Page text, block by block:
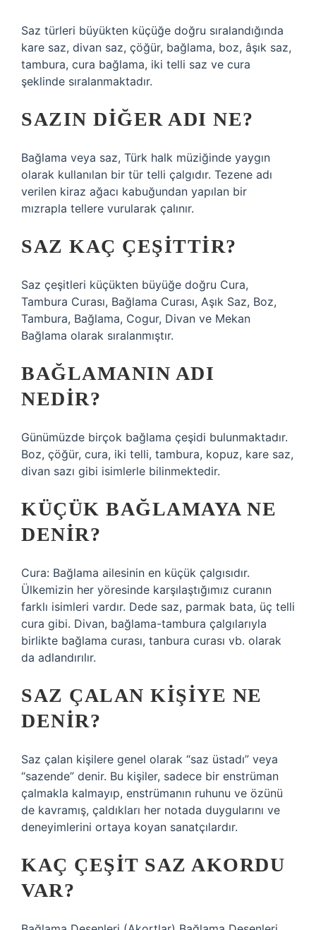
Saz türleri büyükten küçüğe doğru sıralandığında
kare saz, divan saz, çöğür, bağlama, boz, âşık saz,
tambura, cura bağlama, iki telli saz ve cura
şeklinde sıralanmaktadır.
SAZIN DIĞER ADI NE?
Bağlama veya saz, Türk halk müziğinde yaygın
olarak kullanılan bir tür telli çalgıdır. Tezene adı
verilen kiraz ağacı kabuğundan yapılan bir
mızrapla tellere vurularak çalınır.
SAZ KAÇ ÇEŞITTIR?
Saz çeşitleri küçükten büyüğe doğru Cura,
Tambura Curası, Bağlama Curası, Aşık Saz, Boz,
Tambura, Bağlama, Cogur, Divan ve Mekan
Bağlama olarak sıralanmıştır.
BAĞLAMANIN ADI
NEDIR?
Günümüzde birçok bağlama çeşidi bulunmaktadır.
Boz, çöğür, cura, iki telli, tambura, kopuz, kare saz,
divan sazı gibi isimlerle bilinmektedir.
KÜÇÜK BAĞLAMAYA NE
DENIR?
Cura: Bağlama ailesinin en küçük çalgısıdır.
Ülkemizin her yöresinde karşılaştığımız curanın
farklı isimleri vardır. Dede saz, parmak bata, üç telli
cura gibi. Divan, bağlama-tambura çalgılarıyla
birlikte bağlama curası, tanbura curası vb. olarak
da adlandırılır.
SAZ ÇALAN KIŞIYE NE
DENIR?
Saz çalan kişilere genel olarak “saz üstadı” veya
“sazende” denir. Bu kişiler, sadece bir enstrüman
çalmakla kalmayıp, enstrümanın ruhunu ve özünü
de kavramış, çaldıkları her notada duygularını ve
deneyimlerini ortaya koyan sanatçılardır.
KAÇ ÇEŞIT SAZ AKORDU
VAR?